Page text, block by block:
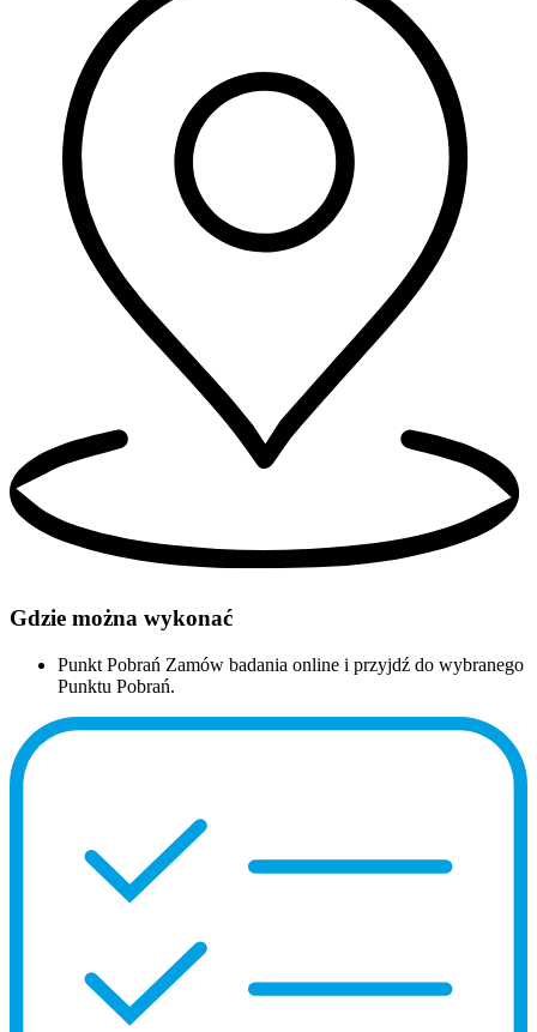
Gdzie można wykonać
Punkt Pobrań Zamów badania online i przyjdź do wybranego
Punktu Pobrań.